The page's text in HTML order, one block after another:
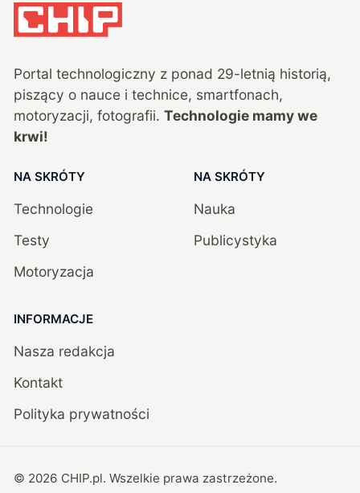
Portal technologiczny z ponad 29-letnią historią,
piszący o nauce i technice, smartfonach,
motoryzacji, fotografii. Technologie mamy we
krwi!
NA SKRÓTY
Technologie
Testy
Motoryzacja
NA SKRÓTY
Nauka
Publicystyka
INFORMACJE
Nasza redakcja
Kontakt
Polityka prywatności
© 2026 CHIP.pl. Wszelkie prawa zastrzeżone.